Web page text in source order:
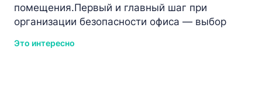
помещения.Первый и главный шаг при
организации безопасности офиса — выбор
Это интересно